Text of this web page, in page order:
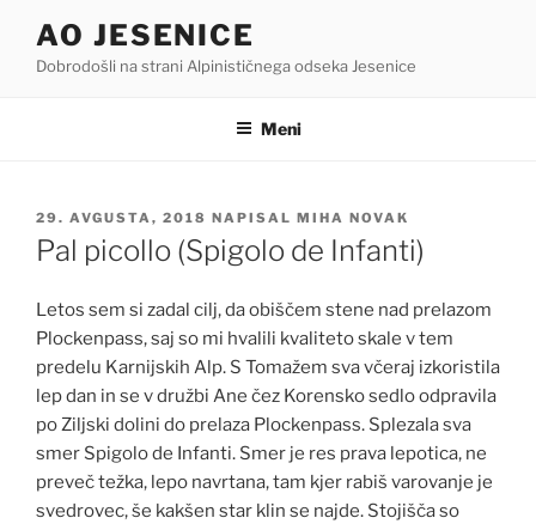
vsebino
AO JESENICE
Dobrodošli na strani Alpinističnega odseka Jesenice
Meni
OBJAVLJENO
DNE
29. AVGUSTA, 2018 NAPISAL MIHA NOVAK
Pal picollo (Spigolo de Infanti)
Letos sem si zadal cilj, da obiščem stene nad prelazom
Plockenpass, saj so mi hvalili kvaliteto skale v tem
predelu Karnijskih Alp. S Tomažem sva včeraj izkoristila
lep dan in se v družbi Ane čez Korensko sedlo odpravila
po Ziljski dolini do prelaza Plockenpass. Splezala sva
smer Spigolo de Infanti. Smer je res prava lepotica, ne
preveč težka, lepo navrtana, tam kjer rabiš varovanje je
svedrovec, še kakšen star klin se najde. Stojišča so